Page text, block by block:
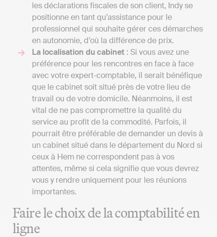
les déclarations fiscales de son client, Indy se
positionne en tant qu’assistance pour le
professionnel qui souhaite gérer ces démarches
en autonomie, d’où la différence de prix.
La localisation du cabinet : Si vous avez une
préférence pour les rencontres en face à face
avec votre expert-comptable, il serait bénéfique
que le cabinet soit situé près de votre lieu de
travail ou de votre domicile. Néanmoins, il est
vital de ne pas compromettre la qualité du
service au profit de la commodité. Parfois, il
pourrait être préférable de demander un devis à
un cabinet situé dans le département du Nord si
ceux à Hem ne correspondent pas à vos
attentes, même si cela signifie que vous devrez
vous y rendre uniquement pour les réunions
importantes.
Faire le choix de la comptabilité en
ligne